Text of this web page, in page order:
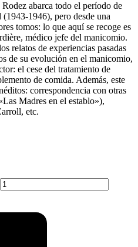
abarca todo el período de
1946), pero desde una
tomos: lo que aquí se recoge es
médico jefe del manicomio.
relatos de experiencias pasadas
de su evolución en el manicomio,
el cese del tratamiento de
de comida. Además, este
correspondencia con otras
Madres en el establo»),
etc.